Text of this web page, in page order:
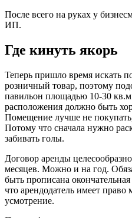
После всего на руках у
ИП.
Где кинуть якорь
Теперь пришло время искать
розничный товар, поэтому
павильон площадью 10-30
расположения должно быть
Помещение лучше не
Потому что сначала нужно
забивать голы.
Договор аренды
месяцев. Можно и на год.
быть прописана
что арендодатель имеет право
усмотрение.